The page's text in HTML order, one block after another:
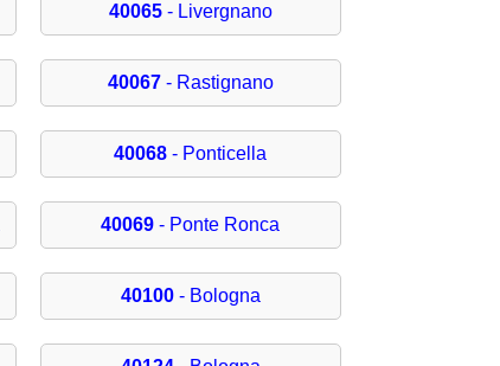
40065- Livergnano
40067- Rastignano
40068 - Ponticella
40069 - Ponte Ronca
40100- Bologna